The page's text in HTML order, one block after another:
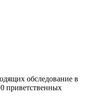
обследование в
приветственных